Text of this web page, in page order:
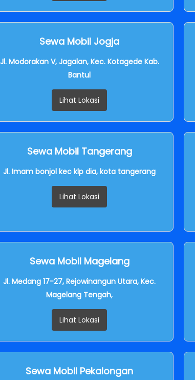
Sewa Mobil Jogja
Jl. Modorakan V, Jagalan, Kec. Kotagede Kab.
Bantul
Lihat Lokasi
Sewa Mobil Tangerang
Jl. Imam bonjol kec klp dia, kota tangerang
Lihat Lokasi
Sewa Mobil Magelang
Jl. Medang 17-27, Rejowinangun Utara, Kec.
Magelang Tengah,
Lihat Lokasi
Sewa Mobil Pekalongan